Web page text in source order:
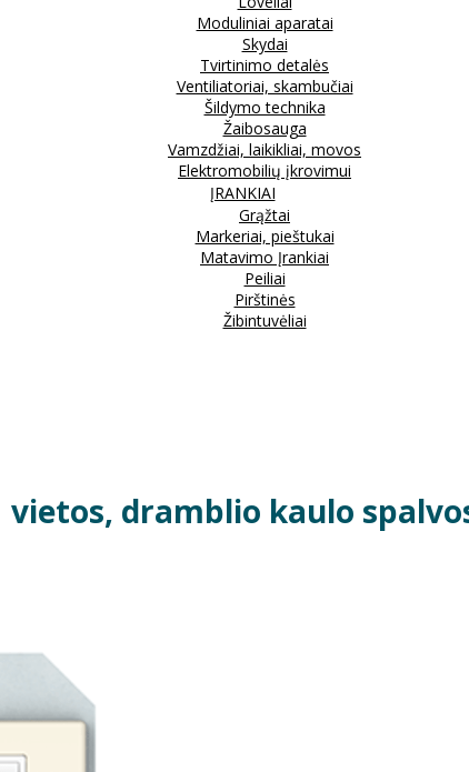
Moduliniai aparatai
Skydai
Tvirtinimo detalės
Ventiliatoriai, skambučiai
Šildymo technika
Žaibosauga
Vamzdžiai, laikikliai, movos
Elektromobilių įkrovimui
ĮRANKIAI
Grąžtai
Markeriai, pieštukai
Matavimo Įrankiai
Peiliai
Pirštinės
Žibintuvėliai
vietos, dramblio kaulo